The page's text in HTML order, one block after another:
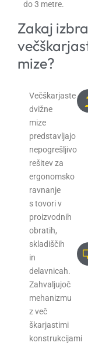
do 3 metre.
Zakaj
mize?
Večškarjaste
dvižne
mize
predstavljajo
nepogrešljivo
rešitev za
ergonomsko
ravnanje
s tovori v
proizvodnih
obratih,
skladiščih
in
delavnicah.
Zahvaljujoč
mehanizmu
z več
škarjastimi
konstrukcijami